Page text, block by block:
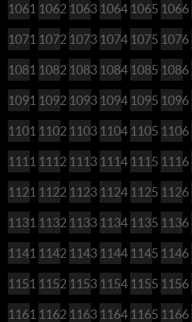
1061 1062 1063 1064 1065 1066
1071 1072 1073 1074 1075 1076
1081 1082 1083 1084 1085 1086
1091 1092 1093 1094 1095 1096
1101 1102 1103 1104 1105 1106
1111 1112 1113 1114 1115 1116
1121 1122 1123 1124 1125 1126
1131 1132 1133 1134 1135 1136
1141 1142 1143 1144 1145 1146
1151 1152 1153 1154 1155 1156
1161 1162 1163 1164 1165 1166